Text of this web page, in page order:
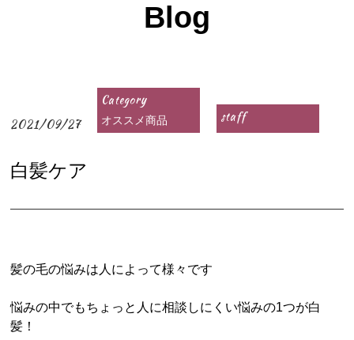
Blog
2021/09/27
Category
オススメ商品 staff
白髪ケア
髪の毛の悩みは人によって様々です
悩みの中でもちょっと人に相談しにくい悩みの1つが白
髪！